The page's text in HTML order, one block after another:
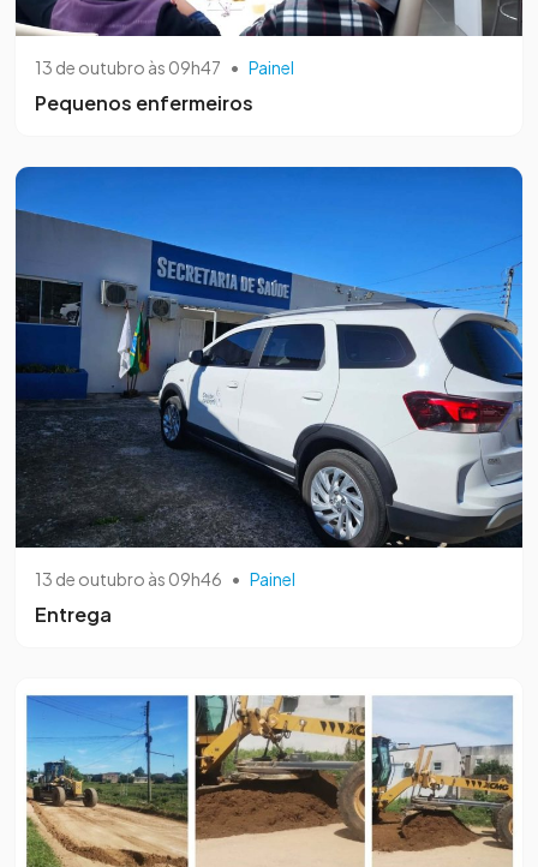
13 de outubro às 09h47 • Painel
Pequenos enfermeiros
13 de outubro às 09h46 • Painel
Entrega